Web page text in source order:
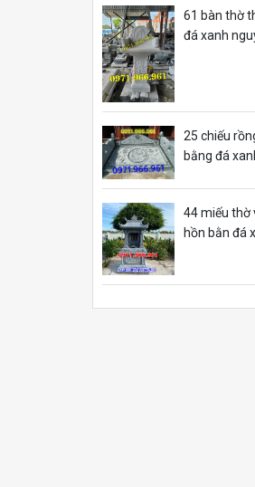
61 bàn thờ
đá xanh
25 chiếu
bằng đá
44 miếu thờ
hồn bằn đá